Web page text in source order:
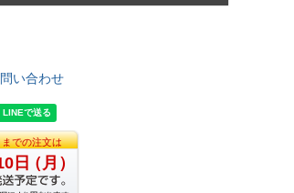
い合わせ